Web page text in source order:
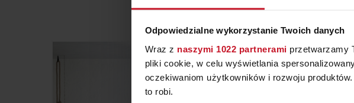
Odpowiedzialne wykorzystanie Twoich danych
Wraz z naszymi 1022 partnerami przetwarzamy
pliki cookie, w celu wyświetlania
oczekiwaniom użytkowników i rozwoju
to robi.